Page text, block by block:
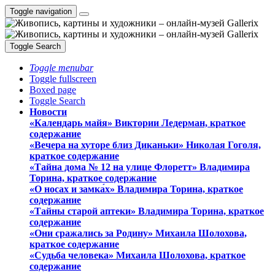
Toggle navigation
Toggle Search
Toggle menubar
Toggle fullscreen
Boxed page
Toggle Search
Новости
«Календарь майя» Виктории Ледерман, краткое
содержание
«Вечера на хуторе близ Диканьки» Николая Гоголя,
краткое содержание
«Тайна дома № 12 на улице Флоретт» Владимира
Торина, краткое содержание
«О носах и замка́х» Владимира Торина, краткое
содержание
«Тайны старой аптеки» Владимира Торина, краткое
содержание
«Они сражались за Родину» Михаила Шолохова,
краткое содержание
«Судьба человека» Михаила Шолохова, краткое
содержание